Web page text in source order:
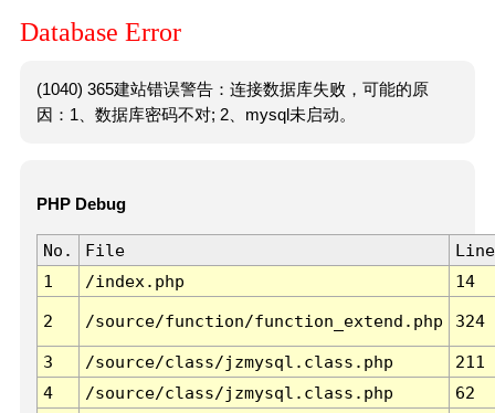
Database Error
(1040) 365建站错误警告：连接数据库失败，可能的原
因：1、数据库密码不对; 2、mysql未启动。
PHP Debug
No. File
Line
1
/index.php 14
2 /source/function/function_extend.php 324
3 /source/class/jzmysql.class.php
211
4
/source/class/jzmysql.class.php
62